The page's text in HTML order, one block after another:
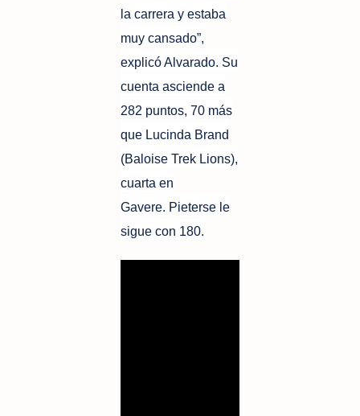
la carrera y estaba
muy cansado”,
explicó Alvarado. Su
cuenta asciende a
282 puntos, 70 más
que Lucinda Brand
(Baloise Trek Lions),
cuarta en
Gavere. Pieterse le
sigue con 180.